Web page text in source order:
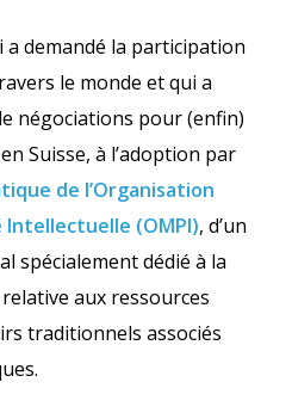
demandé la participation
le monde et qui a
négociations pour (enfin)
Suisse, à l’adoption par
de l’Organisation
(OMPI), d’un
spécialement dédié à la
aux ressources
traditionnels associés